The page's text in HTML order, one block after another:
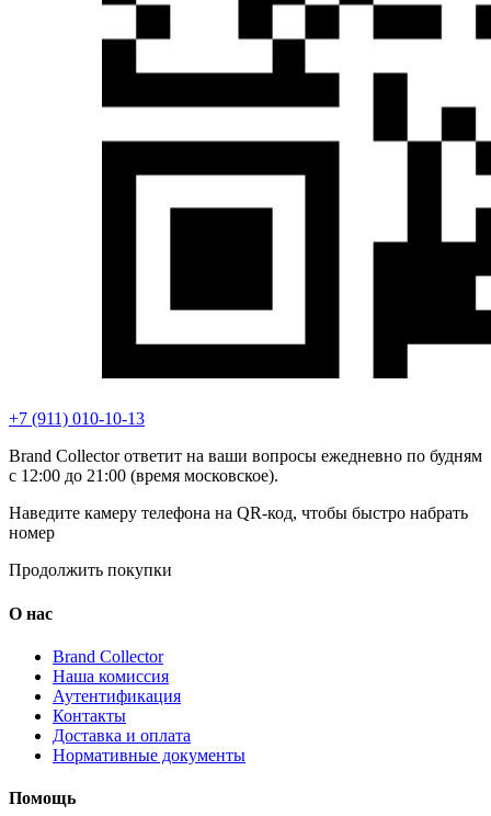
+7 (911) 010-10-13
Brand Collector ответит на ваши вопросы ежедневно по будням
с 12:00 до 21:00 (время московское).
Наведите камеру телефона на QR-код, чтобы быстро набрать
номер
Продолжить покупки
О нас
Brand Collector
Наша комиссия
Аутентификация
Контакты
Доставка и оплата
Нормативные документы
Помощь